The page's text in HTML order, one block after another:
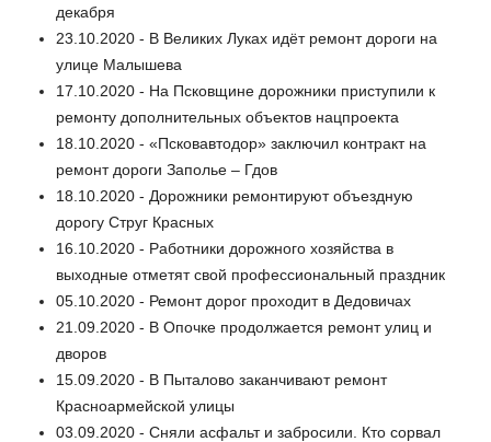
декабря
23.10.2020 - В Великих Луках идёт ремонт дороги на
улице Малышева
17.10.2020 - На Псковщине дорожники приступили к
ремонту дополнительных объектов нацпроекта
18.10.2020 - «Псковавтодор» заключил контракт на
ремонт дороги Заполье – Гдов
18.10.2020 - Дорожники ремонтируют объездную
дорогу Струг Красных
16.10.2020 - Работники дорожного хозяйства в
выходные отметят свой профессиональный праздник
05.10.2020 - Ремонт дорог проходит в Дедовичах
21.09.2020 - В Опочке продолжается ремонт улиц и
дворов
15.09.2020 - В Пыталово заканчивают ремонт
Красноармейской улицы
03.09.2020 - Сняли асфальт и забросили. Кто сорвал